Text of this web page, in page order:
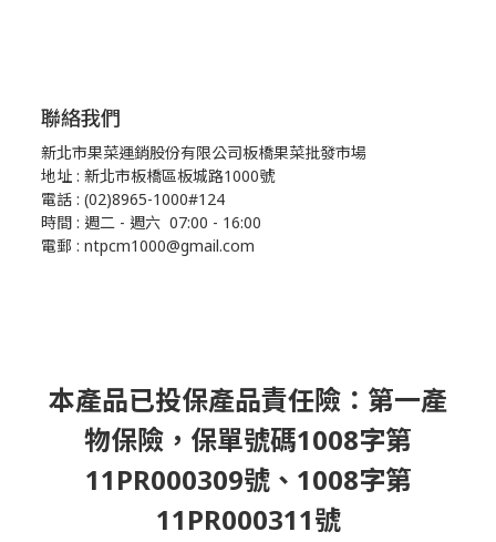
聯絡我們
新北市果菜運銷股份有限公司板橋果菜批發市場
地址 : 新北市板橋區板城路1000號
電話 : (02)8965-1000#124
時間 : 週二 - 週六 07:00 - 16:00
電郵 : ntpcm1000@gmail.com
本產品已投保產品責任險：第一產
物保險，保單號碼1008字第
11PR000309號、1008字第
11PR000311號